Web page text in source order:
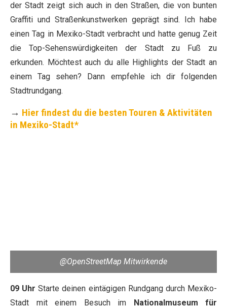
der Stadt zeigt sich auch in den Straßen, die von bunten
Graffiti und Straßenkunstwerken geprägt sind. Ich habe
einen Tag in Mexiko-Stadt verbracht und hatte genug Zeit
die Top-Sehenswürdigkeiten der Stadt zu Fuß zu
erkunden. Möchtest auch du alle Highlights der Stadt an
einem Tag sehen? Dann empfehle ich dir folgenden
Stadtrundgang.
→ Hier findest du die besten Touren & Aktivitäten
in Mexiko-Stadt*
@OpenStreetMap Mitwirkende
09 UhrStarte deinen eintägigen Rundgang durch Mexiko-
Stadt mit einem Besuch im Nationalmuseum für